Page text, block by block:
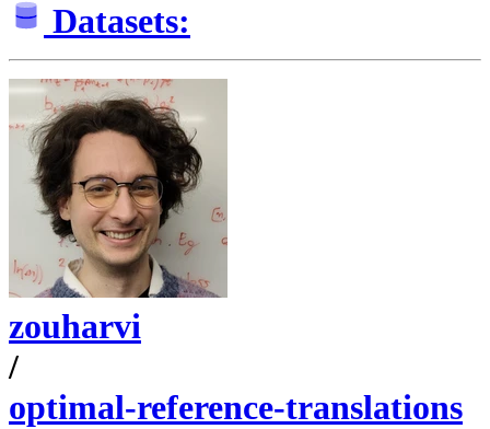
Datasets:
zouharvi
/
optimal-reference-translations